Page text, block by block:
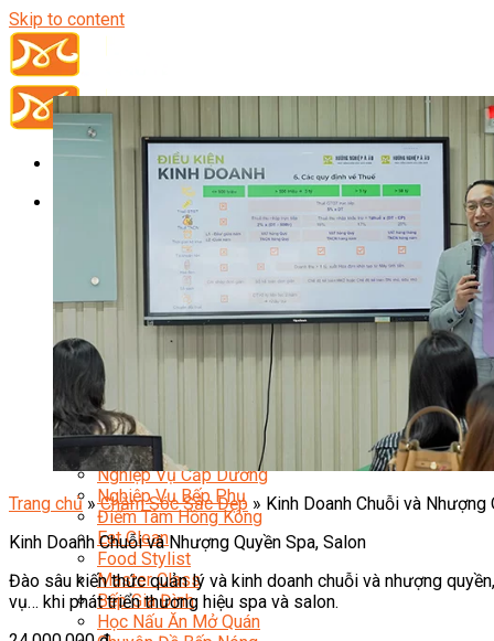
Skip to content
Bếp Trưởng Điều Hành
Nghiệp Vụ Bếp Trưởng
Nghiệp Vụ Bếp Quốc Tế
Nghiệp Vụ Bếp Trưởng Bếp Việt
Nghiệp Vụ Bếp Trưởng Bếp Âu
Nghiệp Vụ Bếp Trưởng Bếp Á
Nghiệp Vụ Bếp Trưởng Bếp Nhật
Nghiệp Vụ Bếp Trưởng Bếp Hoa
Nghiệp Vụ Bếp Hàn
Nghiệp Vụ Bếp Thái
Nghiệp Vụ Bếp Chay
Nghiệp Vụ Quản Lý Bếp
Nghiệp Vụ Cấp Dưỡng
Nghiệp Vụ Bếp Phụ
Điểm Tâm Hồng Kông
Eat Clean
Food Stylist
Master Class
Bếp Gia Đình
Học Nấu Ăn Mở Quán
Trang chủ » Chăm Sóc Sắc Đẹp » Kinh Doanh Chuỗi và Nhượng
Kinh Doanh Chuỗi và Nhượng Quyền Spa, Salon
Đào sâu kiến thức quản lý và kinh doanh chuỗi và nhượng
vụ… khi phát triển thương hiệu spa và salon.